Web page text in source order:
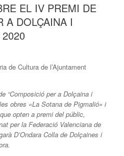
EL IV PREMI DE
A DOLÇAINA I
de Cultura de l’Ajuntament
“Composició per a Dolçaina i
obres «La Sotana de Pigmalió» i
opten a premi del públic,
per la Federació Valenciana de
D’Ondara Colla de Dolçaines i